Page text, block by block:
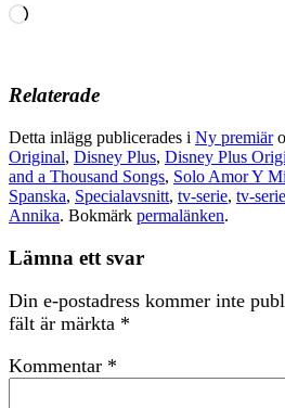
Laddar
Relaterade
Detta inlägg publicerades i Ny premiär
Original, Disney Plus, Disney Plus
and a Thousand Songs, Solo Amor Y
Spanska, Specialavsnitt, tv-serie, tv-
Annika. Bokmärk permalänken.
Lämna ett svar
Din e-postadress kommer inte
fält är märkta *
Kommentar *